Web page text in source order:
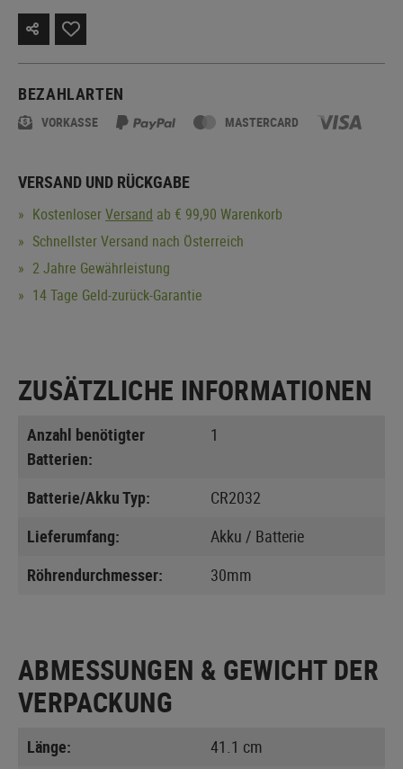
BEZAHLARTEN
VORKASSE MASTERCARD
VERSAND UND RÜCKGABE
KostenloserVersand ab € 99,90 Warenkorb
Schnellster Versand nach Österreich
2 Jahre Gewährleistung
14 Tage Geld-zurück-Garantie
ZUSÄTZLICHE INFORMATIONEN
Anzahl benötigter
Batterien:
1
Batterie/Akku Typ:
CR2032
Lieferumfang:
Akku / Batterie
Röhrendurchmesser:
30mm
ABMESSUNGEN & GEWICHT DER
VERPACKUNG
Länge: 41.1 cm